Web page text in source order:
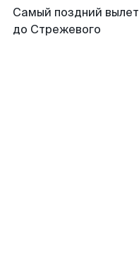
Самый поздний вылет
до Стрежевого